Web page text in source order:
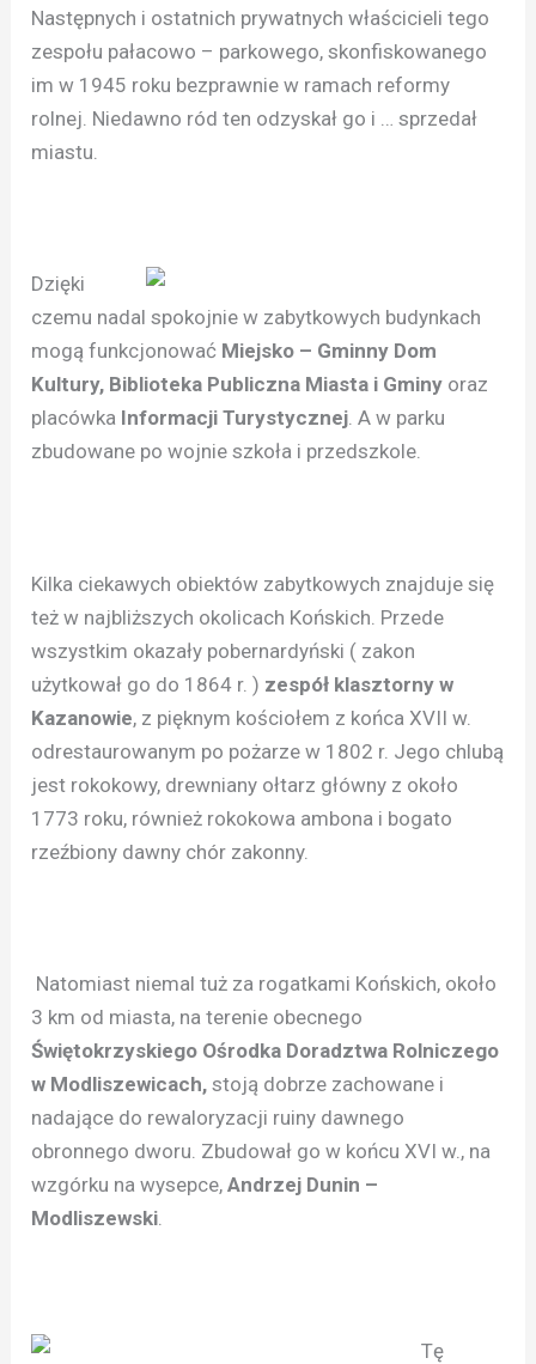
Następnych i ostatnich prywatnych właścicieli tego
zespołu pałacowo – parkowego, skonfiskowanego
im w 1945 roku bezprawnie w ramach reformy
rolnej. Niedawno ród ten odzyskał go i … sprzedał
miastu.
Dzięki
czemu nadal spokojnie w zabytkowych budynkach
mogą funkcjonować Miejsko – Gminny Dom
Kultury, Biblioteka Publiczna Miasta i Gminy oraz
placówka Informacji Turystycznej. A w parku
zbudowane po wojnie szkoła i przedszkole.
Kilka ciekawych obiektów zabytkowych znajduje się
też w najbliższych okolicach Końskich. Przede
wszystkim okazały pobernardyński ( zakon
użytkował go do 1864 r. ) zespół klasztorny w
Kazanowie, z pięknym kościołem z końca XVII w.
odrestaurowanym po pożarze w 1802 r. Jego chlubą
jest rokokowy, drewniany ołtarz główny z około
1773 roku, również rokokowa ambona i bogato
rzeźbiony dawny chór zakonny.
Natomiast niemal tuż za rogatkami Końskich, około
3 km od miasta, na terenie obecnego
Świętokrzyskiego Ośrodka Doradztwa Rolniczego
w Modliszewicach, stoją dobrze zachowane i
nadające do rewaloryzacji ruiny dawnego
obronnego dworu. Zbudował go w końcu XVI w., na
wzgórku na wysepce,Andrzej Dunin –
Modliszewski.
Tę